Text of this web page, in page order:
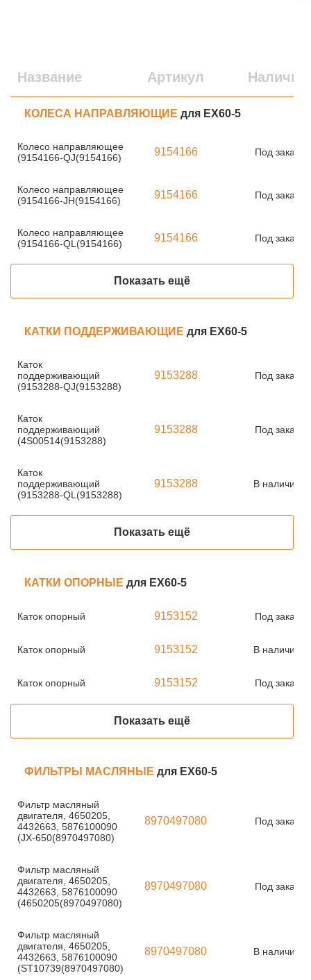
Название Артикул Наличие
КОЛЕСА НАПРАВЛЯЮЩИЕ для EX60-5
Колесо направляющее
(9154166-QJ(9154166)
9154166 Под заказ
Колесо направляющее
(9154166-JH(9154166)
9154166 Под заказ
Колесо направляющее
(9154166-QL(9154166)
9154166 Под заказ
Показать ещё
КАТКИ ПОДДЕРЖИВАЮЩИЕ для EX60-5
Каток
поддерживающий
(9153288-QJ(9153288)
9153288 Под заказ
Каток
поддерживающий
(4S00514(9153288)
9153288 Под заказ
Каток
поддерживающий
(9153288-QL(9153288)
9153288 В наличии
Показать ещё
КАТКИ ОПОРНЫЕ для EX60-5
Каток опорный 9153152 Под заказ
Каток опорный 9153152 В наличии
Каток опорный 9153152 Под заказ
Показать ещё
ФИЛЬТРЫ МАСЛЯНЫЕ для EX60-5
Фильтр масляный
двигателя, 4650205,
4432663, 5876100090
(JX-650(8970497080)
8970497080 Под заказ
Фильтр масляный
двигателя, 4650205,
4432663, 5876100090
(4650205(8970497080)
8970497080 Под заказ
Фильтр масляный
двигателя, 4650205,
4432663, 5876100090
(ST10739(8970497080)
8970497080 В наличии